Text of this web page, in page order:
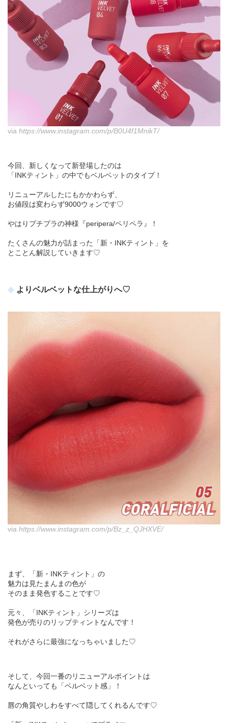
via https://www.instagram.com/p/B0U4f1MnikT/
今回、新しくなって新登場したのは
「INKティント」の中でもベルベットのタイプ！
リニューアルしたにもかかわらず、
お値段は変わらず9000ウォンです♡
やはりプチプラの神様『peripera/ペリペラ』！
たくさんの魅力が詰まった「新・INKティント」を
とことん解説していきます♡
よりベルベットな仕上がりへ♡
via https://www.instagram.com/p/Bz_z_QJHXVE/
まず、「新・INKティント」の
魅力は見たまんまの色が
そのまま発色することです♡
元々、「INKティント」シリーズは
発色が売りのリップティントなんです！
それがさらに最強になっちゃいました♡
そして、今回一番のリニューアルポイントは
なんといっても「ベルベット感」！
唇の角質やしわをすべて隠してくれるんです♡